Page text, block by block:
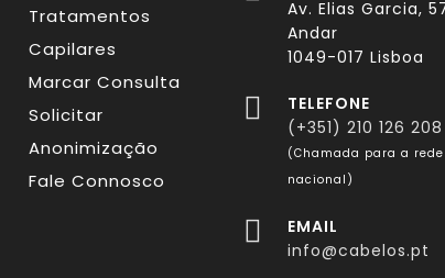
Tratamentos
Capilares
Marcar Consulta
Solicitar
Anonimização
Fale Connosco
Av. Elias Garcia,
Andar
1049-017 Lisboa
TELEFONE
(+351) 210 126 208
(Chamada para a
nacional)
EMAIL
info@cabelos.pt